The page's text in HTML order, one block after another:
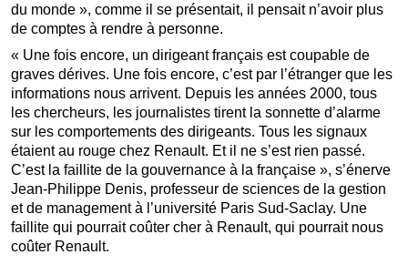
du monde », comme il se présentait, il pensait n’avoir plus
de comptes à rendre à personne.
« Une fois encore, un dirigeant français est coupable de
graves dérives. Une fois encore, c’est par l’étranger que les
informations nous arrivent. Depuis les années 2000, tous
les chercheurs, les journalistes tirent la sonnette d’alarme
sur les comportements des dirigeants. Tous les signaux
étaient au rouge chez Renault. Et il ne s’est rien passé.
C’est la faillite de la gouvernance à la française », s’énerve
Jean-Philippe Denis, professeur de sciences de la gestion
et de management à l’université Paris Sud-Saclay. Une
faillite qui pourrait coûter cher à Renault, qui pourrait nous
coûter Renault.